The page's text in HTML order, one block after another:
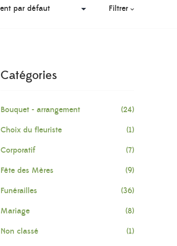
Filtrer
Catégories
Bouquet - arrangement (24)
Choix du fleuriste (1)
Corporatif (7)
Fête des Mères (9)
Funérailles (36)
Mariage (8)
Non classé (1)